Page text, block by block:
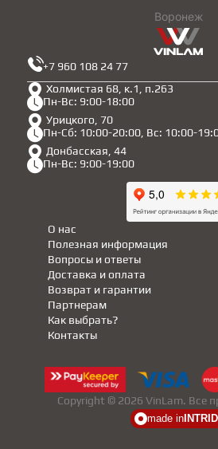
Воронеж
Холмистая 68, к.1, п.263
Пн-Вс: 9:00-18:00
Урицкого, 70
Пн-Сб: 10:00-20:00, Вс: 10:00-
Донбасская, 44
Пн-Вс: 9:00-19:00
+7 960 108 24 77
Полезная информация
Партнерам
Вопросы и ответы
Доставка и оплата
Возврат и гарантии
Как выбрать?
О нас
Контакты
Copyright © 2026 VinLam. Все
made in INTRID